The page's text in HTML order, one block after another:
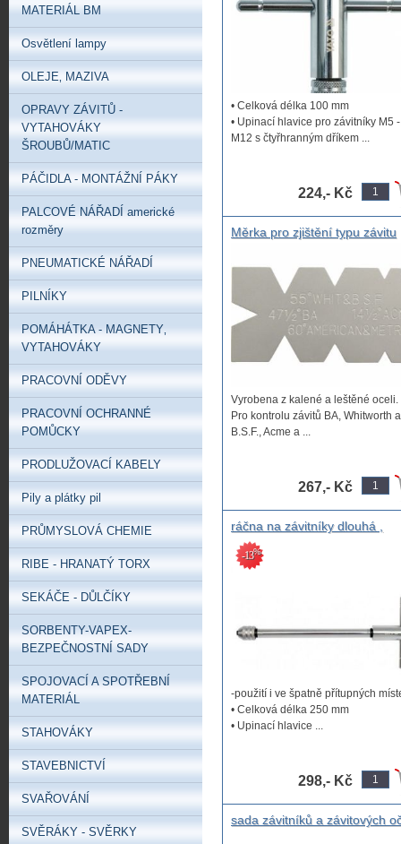
• Celková délka 100 mm
• Upinací hlavice pro závitníky M5 -
M12 s čtyřhranným dříkem ...
224,- Kč
Měrka pro zjištění typu závitu
BSF, BA, ACME, měrka na
úhlu závitu
Vyrobena z kalené a leštěné oceli.
Pro kontrolu závitů BA, Whitworth a
B.S.F., Acme a ...
267,- Kč
ráčna na závitníky dlouhá ,
vratidlo závitové ráčnové
250mm pro závitníky M3 -
nástavec na závitníky dlouhý
-13%
-použití i ve špatně přítupných
• Celková délka 250 mm
• Upinací hlavice ...
298,- Kč
sada závitníků a závitových
MATERIÁL BM
Osvětlení lampy
OLEJE‚ MAZIVA
OPRAVY ZÁVITŮ -
VYTAHOVÁKY
ŠROUBŮ/MATIC
PÁČIDLA - MONTÁŽNÍ PÁKY
PALCOVÉ NÁŘADÍ americké
rozměry
PNEUMATICKÉ NÁŘADÍ
PILNÍKY
POMÁHÁTKA - MAGNETY‚
VYTAHOVÁKY
PRACOVNÍ ODĚVY
PRACOVNÍ OCHRANNÉ
POMŮCKY
PRODLUŽOVACÍ KABELY
Pily a plátky pil
PRŮMYSLOVÁ CHEMIE
RIBE - HRANATÝ TORX
SEKÁČE - DŮLČÍKY
SORBENTY-VAPEX-
BEZPEČNOSTNÍ SADY
SPOJOVACÍ A SPOTŘEBNÍ
MATERIÁL
STAHOVÁKY
STAVEBNICTVÍ
SVAŘOVÁNÍ
SVĚRÁKY - SVĚRKY